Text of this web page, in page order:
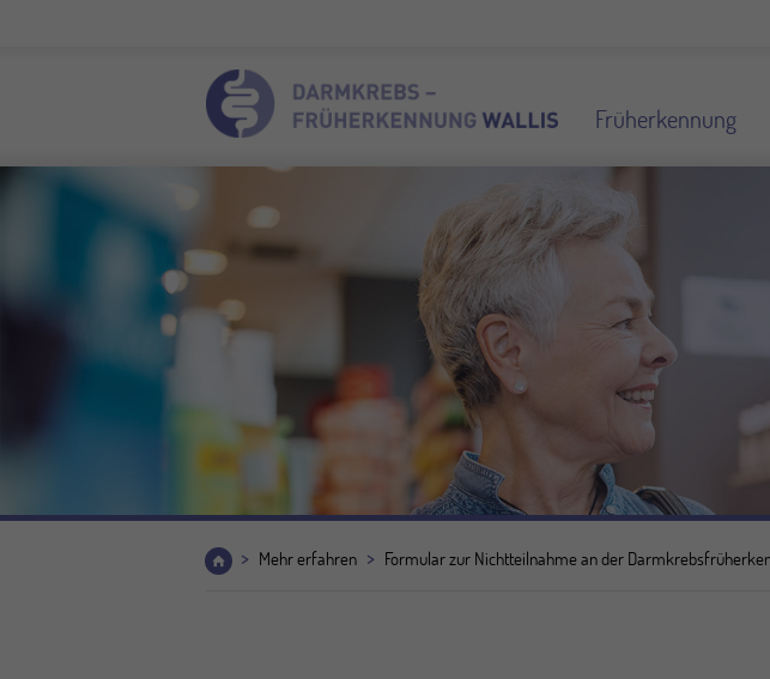
Früherkennung
> Mehr erfahren > Formular zur Nichtteilnahme an der